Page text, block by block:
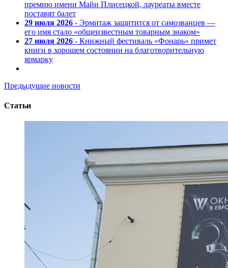
премию имени Майи Плисецкой, лауреаты вместе
поставят балет
29 июля 2026 - Эрмитаж защитится от самозванцев —
его имя стало «общеизвестным товарным знаком»
27 июля 2026 - Книжный фестиваль «Фонарь» примет
книги в хорошем состоянии на благотворительную
ярмарку
Предыдущие новости
Статьи